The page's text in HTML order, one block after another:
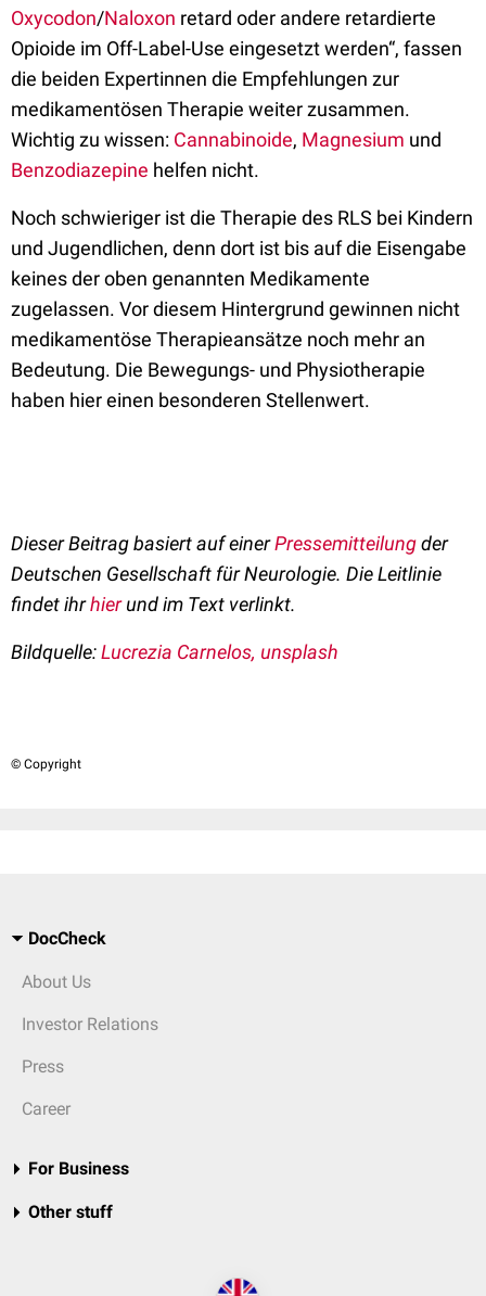
Oxycodon/Naloxon retard oder andere retardierte
Opioide im Off-Label-Use eingesetzt werden“, fassen
die beiden Expertinnen die Empfehlungen zur
medikamentösen Therapie weiter zusammen.
Wichtig zu wissen: Cannabinoide, Magnesium und
Benzodiazepine helfen nicht.
Noch schwieriger ist die Therapie des RLS bei Kindern
und Jugendlichen, denn dort ist bis auf die Eisengabe
keines der oben genannten Medikamente
zugelassen. Vor diesem Hintergrund gewinnen nicht
medikamentöse Therapieansätze noch mehr an
Bedeutung. Die Bewegungs- und Physiotherapie
haben hier einen besonderen Stellenwert.
Dieser Beitrag basiert auf einerPressemitteilungder
Deutschen Gesellschaft für Neurologie. Die Leitlinie
findet ihrhierund im Text verlinkt.
Bildquelle:Lucrezia Carnelos, unsplash
© Copyright
DocCheck
About Us
Investor Relations
Press
Career
For Business
Other stuff